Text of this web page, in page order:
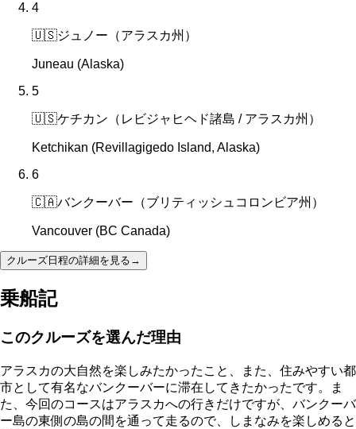
4
🇺🇸ジュノー（アラスカ州）
Juneau (Alaska)
5
🇺🇸ケチカン（レビジャヒヘド諸島 / アラスカ州）
Ketchikan (Revillagigedo Island, Alaska)
6
🇨🇦バンクーバー（ブリティッシュコロンビア州）
Vancouver (BC Canada)
クルーズ日程の詳細を見る →
乗船記
このクルーズを選んだ理由
アラスカの大自然を楽しみたかったこと、また、住みやすい都
市として有名なバンクーバーに滞在してきたかったです。ま
た、今回のコースはアラスカへの行きだけですが、バンクーバ
ー島の東側の島の間を通って走るので、しまなみを楽しめると